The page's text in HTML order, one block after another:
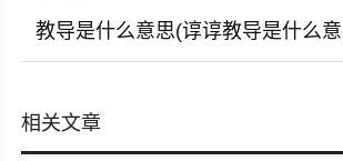
教导是什么意思(谆谆教导是什么
相关文章